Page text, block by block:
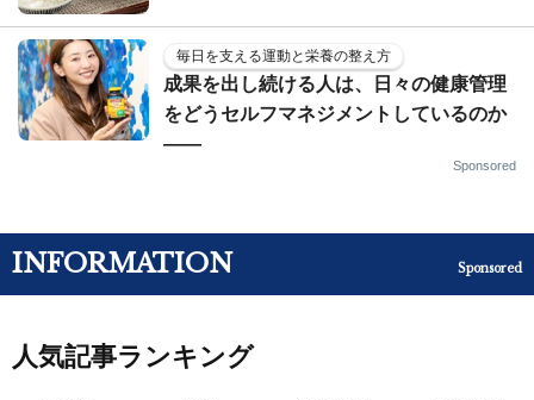
毎日を支える運動と栄養の整え方
成果を出し続ける人は、日々の健康管理
をどうセルフマネジメントしているのか
——
Sponsored
INFORMATION Sponsored
人気記事ランキング